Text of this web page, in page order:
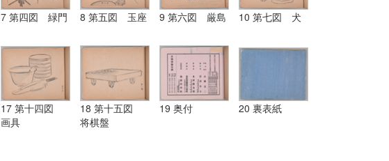
7 第四図 緑門 8 第五図 玉座 9 第六図 厳島 10 第七図 犬
17 第十四図
画具
18 第十五図
将棋盤
19 奥付 20 裏表紙